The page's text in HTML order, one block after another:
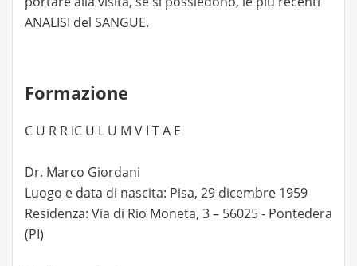
ANALISI del SANGUE.
Formazione
C U R R IC U L U M V I T A E
Dr. Marco Giordani
Luogo e data di nascita: Pisa, 29 dicembre 1959
Residenza: Via di Rio Moneta, 3 – 56025 - Pontedera
(PI)